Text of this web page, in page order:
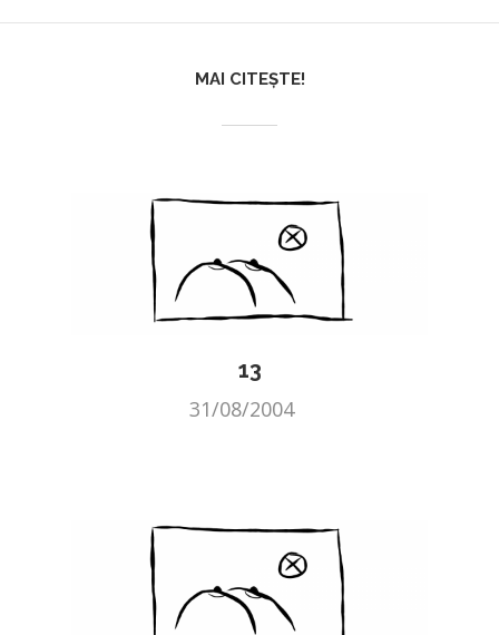
MAI CITEȘTE!
13
31/08/2004